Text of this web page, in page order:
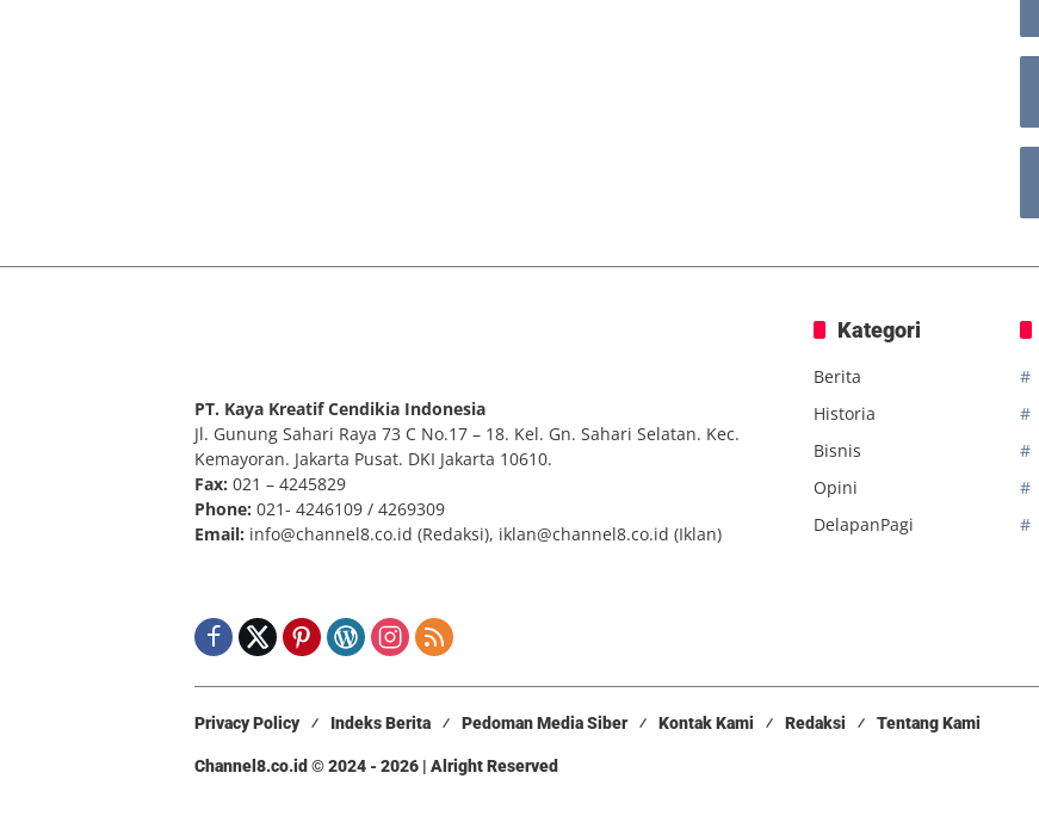
PT. Kaya Kreatif Cendikia Indonesia
Jl. Gunung Sahari Raya 73 C No.17 – 18. Kel. Gn. Sahari Selatan. Kec.
Kemayoran. Jakarta Pusat. DKI Jakarta 10610.
Fax: 021 – 4245829
Phone: 021- 4246109 / 4269309
Email: info@channel8.co.id (Redaksi), iklan@channel8.co.id (Iklan)
Kategori
Berita
Historia
Bisnis
Opini
DelapanPagi
Privacy Policy Indeks Berita Pedoman Media Siber Kontak Kami Redaksi Tentang Kami
Channel8.co.id © 2024 - 2026 | Alright Reserved